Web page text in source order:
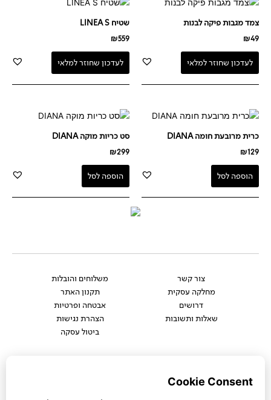
צמד מגבות פיקה לבנות
₪49
לעדכון שחוזר למלאי
שטיח LINEA S
₪559
לעדכון שחוזר למלאי
כרית מרובעת חומה DIANA
₪129
הוספה לסל
סט כריות מוקה DIANA
₪299
הוספה לסל
צור קשר
מחלקה עסקית
דרושים
שאלות ותשובות
משלוחים והובלות
תקנון האתר
אבטחה ופרטיות
הצהרת נגישות
ביטול עסקה
Pinterest
Instagram
Facebook-
f